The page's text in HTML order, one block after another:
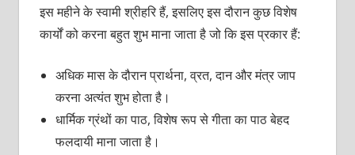
इस महीने के स्वामी श्रीहरि हैं, इसलिए इस दौरान कुछ विशेष
कार्यों को करना बहुत शुभ माना जाता है जो कि इस प्रकार हैं:
अधिक मास के दौरान प्रार्थना, व्रत, दान और मंत्र जाप
करना अत्यंत शुभ होता है।
धार्मिक ग्रंथों का पाठ, विशेष रूप से गीता का पाठ बेहद
फलदायी माना जाता है।